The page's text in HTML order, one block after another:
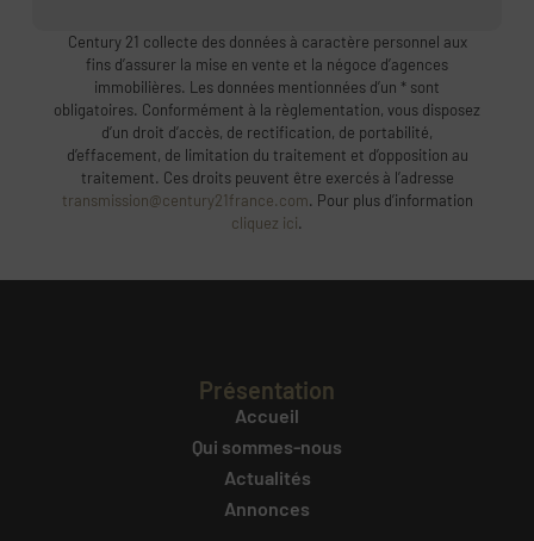
Century 21 collecte des données à caractère personnel aux
fins d’assurer la mise en vente et la négoce d’agences
immobilières. Les données mentionnées d’un * sont
obligatoires. Conformément à la règlementation, vous disposez
d’un droit d’accès, de rectification, de portabilité,
d’effacement, de limitation du traitement et d’opposition au
traitement. Ces droits peuvent être exercés à l’adresse
transmission@century21france.com. Pour plus d’information
cliquez ici.
Présentation
Accueil
Qui sommes-nous
Actualités
Annonces